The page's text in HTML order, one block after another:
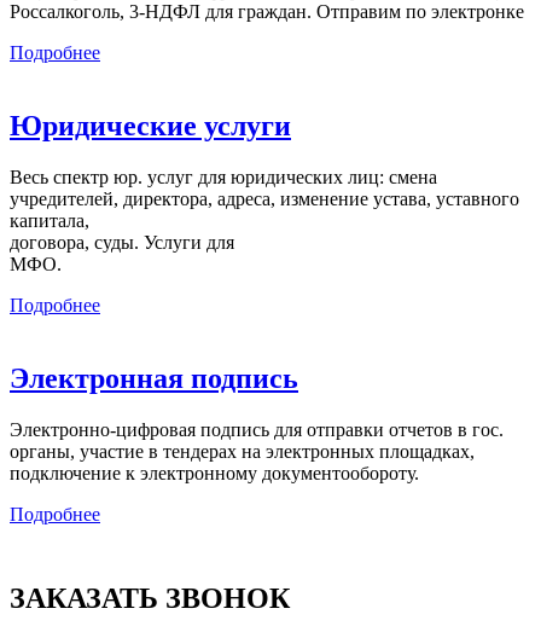
Россалкоголь, 3-НДФЛ для граждан. Отправим по электронке
Подробнее
Юридические услуги
Весь спектр юр. услуг для юридических лиц: смена
учредителей, директора, адреса, изменение устава, уставного
капитала,
договора, суды. Услуги для
МФО.
Подробнее
Электронная подпись
Электронно-цифровая подпись для отправки отчетов в гос.
органы, участие в тендерах на электронных площадках,
подключение к электронному документообороту.
Подробнее
ЗАКАЗАТЬ ЗВОНОК